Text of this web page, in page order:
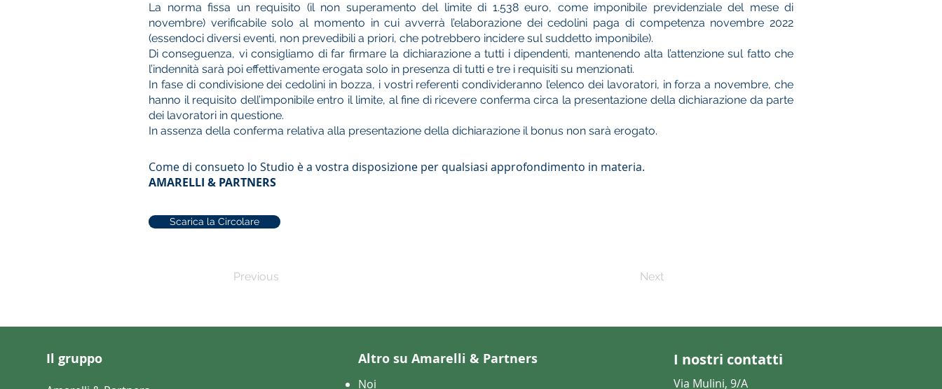
La norma fissa un requisito (il non superamento del limite di 1.538 euro, come imponibile previdenziale del mese di
novembre) verificabile solo al momento in cui avverrà l’elaborazione dei cedolini paga di competenza novembre 2022
(essendoci diversi eventi, non prevedibili a priori, che potrebbero incidere sul suddetto imponibile).
Di conseguenza, vi consigliamo di far firmare la dichiarazione a tutti i dipendenti, mantenendo alta l’attenzione sul fatto che
l’indennità sarà poi effettivamente erogata solo in presenza di tutti e tre i requisiti su menzionati.
In fase di condivisione dei cedolini in bozza, i vostri referenti condivideranno l’elenco dei lavoratori, in forza a novembre, che
hanno il requisito dell’imponibile entro il limite, al fine di ricevere conferma circa la presentazione della dichiarazione da parte
dei lavoratori in questione.
In assenza della conferma relativa alla presentazione della dichiarazione il bonus non sarà erogato.
Come di consueto lo Studio è a vostra disposizione per qualsiasi approfondimento in materia.
AMARELLI & PARTNERS
Scarica la Circolare
Previous Next
Il gruppo Altro su Amarelli & Partners
Noi
I nostri contatti
Via Mulini, 9/A